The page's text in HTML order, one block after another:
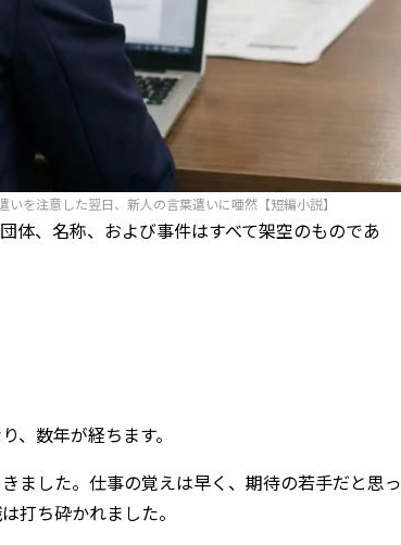
を注意した翌日、新人の言葉遣いに唖然【短編小説】
体、名称、および事件はすべて架空のものであ
、数年が経ちます。
ました。仕事の覚えは早く、期待の若手だと思っ
打ち砕かれました。